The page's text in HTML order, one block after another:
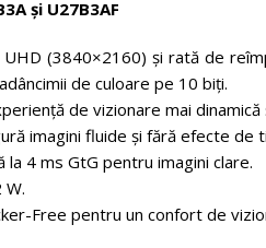
și U27B3AF
UHD (3840×2160) și rată de
de culoare pe 10 biți.
de vizionare mai dinamică
imagini fluide și fără efecte de
4 ms GtG pentru imagini clare.
Free pentru un confort de